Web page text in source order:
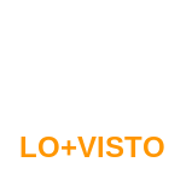
LO+VISTO